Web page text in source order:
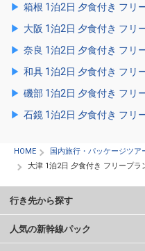
箱根 1泊2日 夕食付き フリ
大阪 1泊2日 夕食付き フリ
奈良 1泊2日 夕食付き フリ
和具 1泊2日 夕食付き フリ
磯部 1泊2日 夕食付き フリ
石鏡 1泊2日 夕食付き フリ
HOME
国内旅行・パッケージツ
大津 1泊2日 夕食付き フリープラ
行き先から探す
人気の新幹線パック